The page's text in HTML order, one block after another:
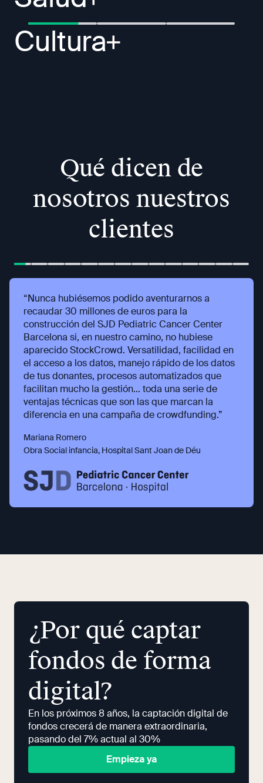
Cultura
Qué dicen de
nosotros nuestros
clientes
“Nunca hubiésemos podido aventurarnos a
recaudar 30 millones de euros para la
construcción del SJD Pediatric Cancer Center
Barcelona si, en nuestro camino, no hubiese
aparecido StockCrowd. Versatilidad, facilidad en
el acceso a los datos, manejo rápido de los datos
de tus donantes, procesos automatizados que
facilitan mucho la gestión... toda una serie de
ventajas técnicas que son las que marcan la
diferencia en una campaña de crowdfunding.”
Mariana Romero
Obra Social infancia, Hospital Sant Joan de Déu
¿Por qué captar
fondos de forma
digital?
En los próximos 8 años, la captación digital de
fondos crecerá de manera extraordinaria,
pasando del 7% actual al 30%
Empieza ya